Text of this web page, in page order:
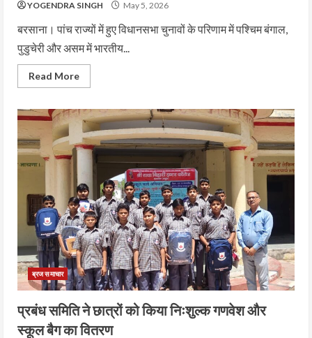
YOGENDRA SINGH May 5, 2026
बरसाना। पांच राज्यों में हुए विधानसभा चुनावों के परिणाम में पश्चिम बंगाल,
पुडुचेरी और असम में भारतीय...
Read More
ब्रज समाचार
प्रबंध समिति ने छात्रों को किया निःशुल्क गणवेश और
स्कूल बैग का वितरण